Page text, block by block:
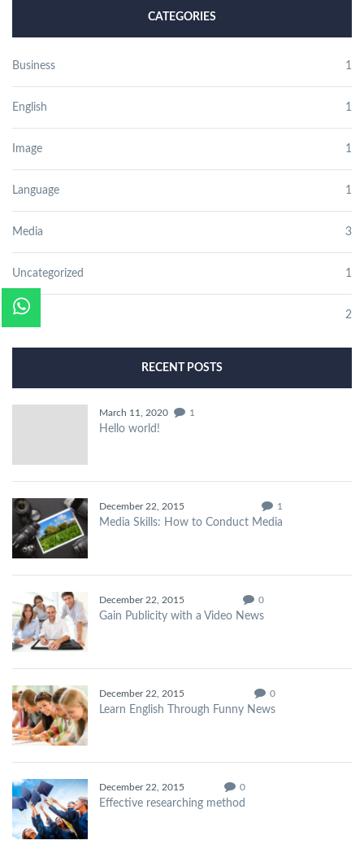
CATEGORIES
Business 1
English 1
Image 1
Language 1
Media 3
Uncategorized 1
Video 2
RECENT POSTS
March 11, 2020 1
Hello world!
December 22, 2015 1
Media Skills: How to Conduct Media
December 22, 2015 0
Gain Publicity with a Video News
December 22, 2015 0
Learn English Through Funny News
December 22, 2015 0
Effective researching method